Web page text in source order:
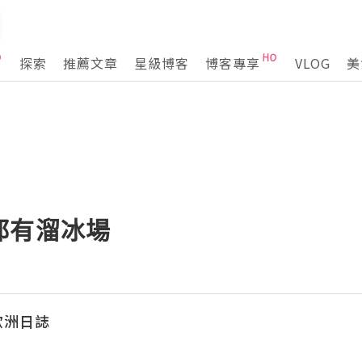
探索 推薦文章 星級博客 博客專享 VLOG
有溜冰場
日誌